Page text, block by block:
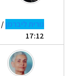
נורית ליברמן/
17:12